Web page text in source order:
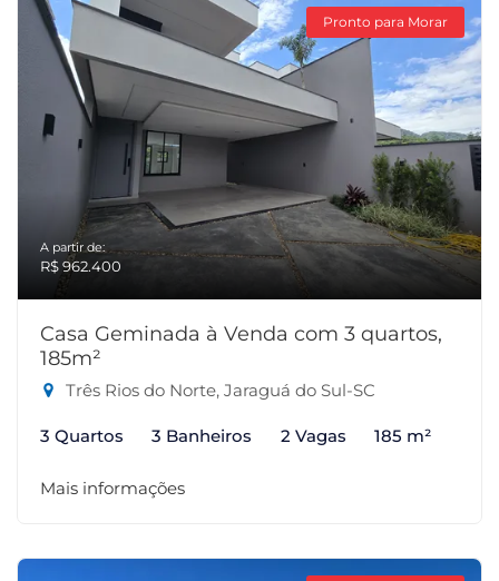
Pronto para Morar
A partir de:
R$ 962.400
Casa Geminada à Venda com 3 quartos,
185m²
Três Rios do Norte, Jaraguá do Sul-SC
3 Quartos 3 Banheiros 2 Vagas 185 m²
Mais informações